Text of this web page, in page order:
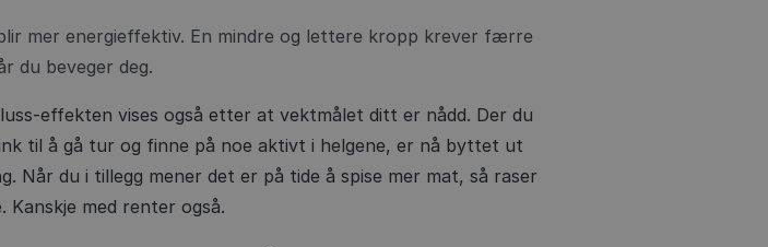
mer energieffektiv. En mindre og lettere kropp krever færre
du beveger deg.
effekten vises også etter at vektmålet ditt er nådd. Der du
til å gå tur og finne på noe aktivt i helgene, er nå byttet ut
Når du i tillegg mener det er på tide å spise mer mat, så raser
Kanskje med renter også.